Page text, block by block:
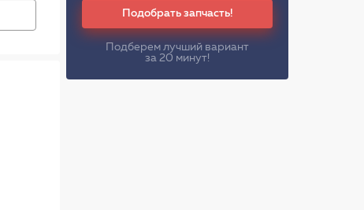
Подобрать запчасть!
Подберем лучший вариант
за 20 минут!